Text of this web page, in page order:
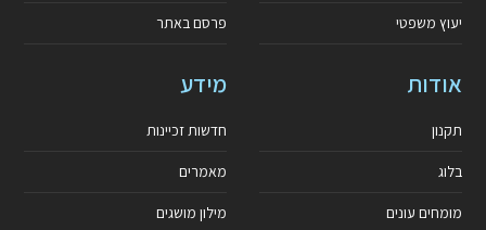
יעוץ משפטי פרסם באתר
אודות
תקנון
בלוג
מומחים עונים
מידע
חדשות זכיינות
מאמרים
מילון מושגים